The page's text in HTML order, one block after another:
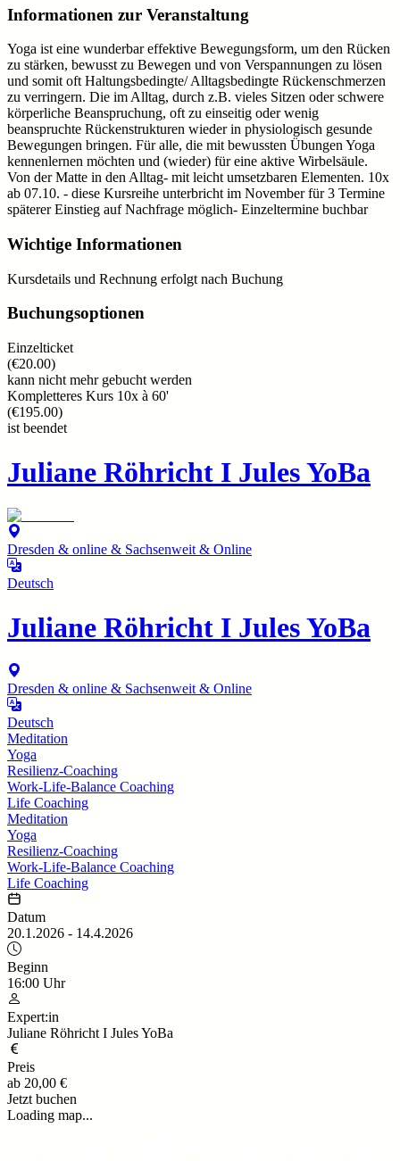
Informationen zur Veranstaltung
Yoga ist eine wunderbar effektive Bewegungsform, um den Rücken
zu stärken, bewusst zu Bewegen und von Verspannungen zu lösen
und somit oft Haltungsbedingte/ Alltagsbedingte Rückenschmerzen
zu verringern. Die im Alltag, durch z.B. vieles Sitzen oder schwere
körperliche Beanspruchung, oft zu einseitig oder wenig
beanspruchte Rückenstrukturen wieder in physiologisch gesunde
Bewegungen bringen. Für alle, die mit bewussten Übungen Yoga
kennenlernen möchten und (wieder) für eine aktive Wirbelsäule.
Von der Matte in den Alltag- mit leicht umsetzbaren Elementen. 10x
ab 07.10. - diese Kursreihe unterbricht im November für 3 Termine
späterer Einstieg auf Nachfrage möglich- Einzeltermine buchbar
Wichtige Informationen
Kursdetails und Rechnung erfolgt nach Buchung
Buchungsoptionen
Einzelticket
(€20.00)
kann nicht mehr gebucht werden
Kompletteres Kurs 10x à 60'
(€195.00)
ist beendet
Juliane Röhricht I Jules YoBa
Dresden & online & Sachsenweit & Online
Deutsch
Juliane Röhricht I Jules YoBa
Dresden & online & Sachsenweit & Online
Deutsch
Meditation
Yoga
Resilienz-Coaching
Work-Life-Balance Coaching
Life Coaching
Meditation
Yoga
Resilienz-Coaching
Work-Life-Balance Coaching
Life Coaching
Datum
20.1.2026 - 14.4.2026
Beginn
16:00 Uhr
Expert:in
Juliane Röhricht I Jules YoBa
Preis
ab 20,00 €
Jetzt buchen
Loading map...